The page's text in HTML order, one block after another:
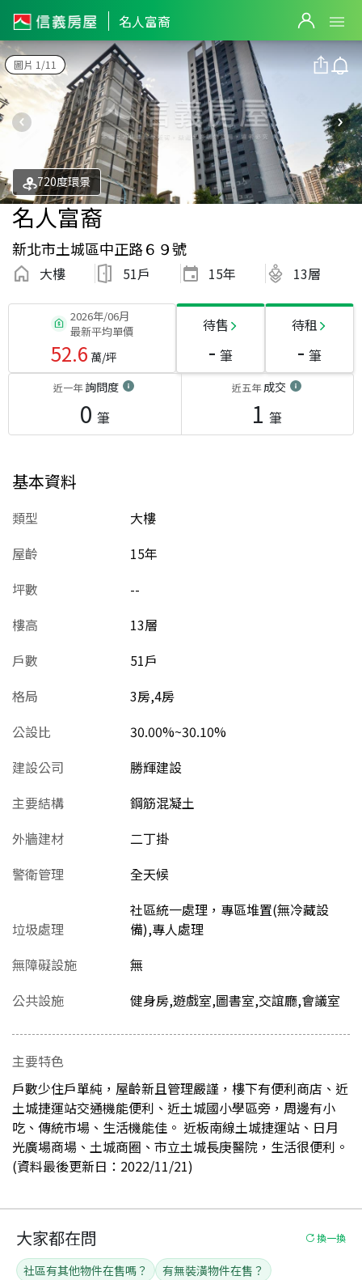
名人富裔
圖片 1/11
720度環景
名人富裔
新北市土城區中正路６９號
大樓 51戶 15年 13層
2026年/06月
最新平均單價
52.6 萬/坪
待售
- 筆
待租
- 筆
近一年詢問度
0 筆
近五年成交
1 筆
基本資料
類型
大樓
屋齡
15年
坪數
--
樓高
13層
戶數
51戶
格局
3房,4房
公設比
30.00%~30.10%
建設公司
勝輝建設
主要結構
鋼筋混凝土
外牆建材
二丁掛
警衛管理
全天候
垃圾處理
社區統一處理，專區堆置(無冷藏設
備),專人處理
無障礙設施
無
公共設施
健身房,遊戲室,圖書室,交誼廳,會議室
主要特色
戶數少住戶單純，屋齡新且管理嚴謹，樓下有便利商店、近
土城捷運站交通機能便利、近土城國小學區旁，周邊有小
吃、傳統市場、生活機能佳。 近板南線土城捷運站、日月
光廣場商場、土城商圈、市立土城長庚醫院，生活很便利。
(資料最後更新日：2022/11/21)
大家都在問 換一換
社區有其他物件在售嗎？
有無裝潢物件在售？